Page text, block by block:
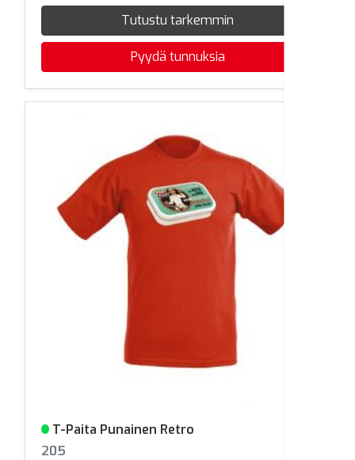
Tutustu tarkemmin
Pyydä tunnuksia
Varastossa
T-Paita Punainen Retro
205